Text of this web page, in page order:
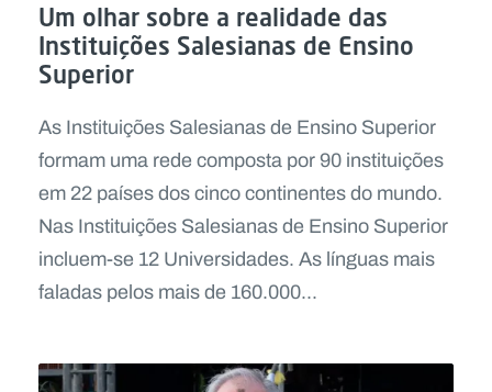
Um olhar sobre a realidade das
Instituições Salesianas de Ensino
Superior
As Instituições Salesianas de Ensino Superior
formam uma rede composta por 90 instituições
em 22 países dos cinco continentes do mundo.
Nas Instituições Salesianas de Ensino Superior
incluem-se 12 Universidades. As línguas mais
faladas pelos mais de 160.000...